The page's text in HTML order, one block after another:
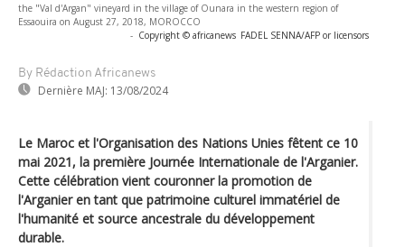
the "Val d'Argan" vineyard in the village of Ounara in the western region of
Essaouira on August 27, 2018, MOROCCO
- Copyright © africanews FADEL SENNA/AFP or licensors
By Rédaction Africanews
Dernière MAJ: 13/08/2024
Le Maroc et l'Organisation des Nations Unies fêtent ce 10
mai 2021, la première Journée Internationale de l'Arganier.
Cette célébration vient couronner la promotion de
l'Arganier en tant que patrimoine culturel immatériel de
l'humanité et source ancestrale du développement
durable.